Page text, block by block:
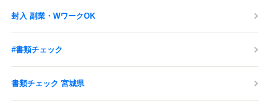
封入 副業・WワークOK
#書類チェック
書類チェック 宮城県